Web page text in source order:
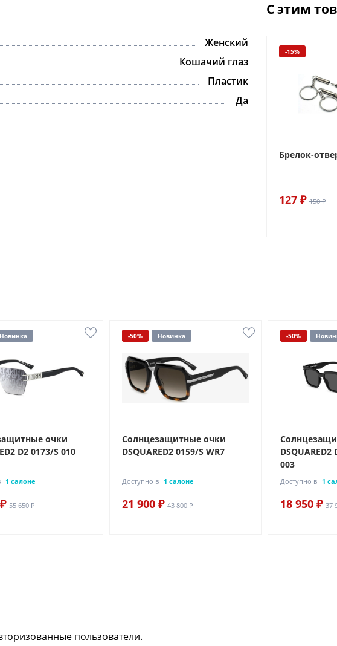
Женский
Кошачий глаз
Пластик
Да
С этим
-15%
Брелок-
127 ₽ 150 ₽
Новинка
очки
D2 0173/S 010
1 салоне
55 650 ₽
-50% Новинка
Солнцезащитные очки
DSQUARED2 0159/S WR7
Доступно в 1 салоне
21 900 ₽ 43 800 ₽
-50%
DSQUARED2
003
Доступно в 1
18 950 ₽ 37
пользователи.